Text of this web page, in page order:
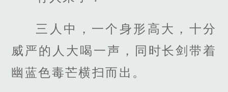
三人中，一个身形高大，十分
威严的人大喝一声，同时长剑带着
幽蓝色毒芒横扫而出。